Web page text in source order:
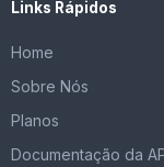
Links Rápidos
Home
Sobre Nós
Planos
Documentação da